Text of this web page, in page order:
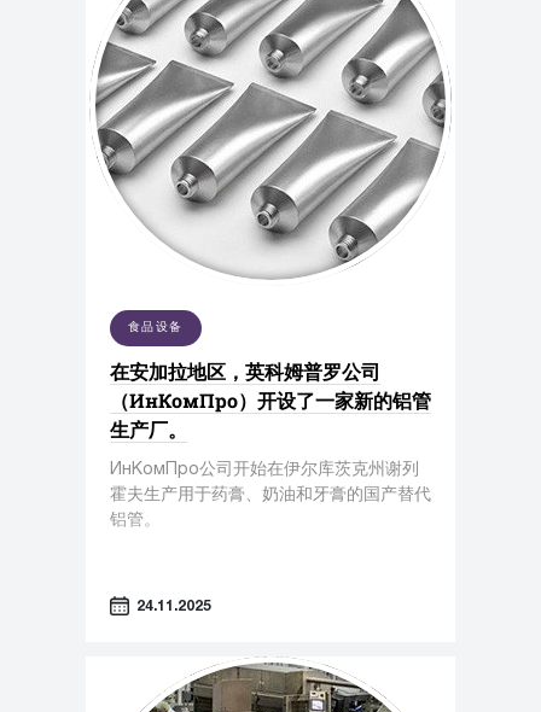
食品设备
在安加拉地区，英科姆普罗公司
（ИнКомПро）开设了一家新的铝管
生产厂。
ИнКомПро公司开始在伊尔库茨克州谢列
霍夫生产用于药膏、奶油和牙膏的国产替代
铝管。
24.11.2025